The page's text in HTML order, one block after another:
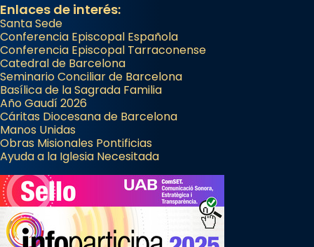
que les santes Juliana (“relatiu a Júlia”) i
Semproniana (“relatiu a Semprònia =
eterna”) són deixebles seves. I l’any 1667, el
frare Joan Gaspar Roig, afirma en una obra
que les santes són filles de l’antiga Iluro.
Mataró en reivindicarà les relíq
...Ver más
Foto
View on Facebook · Share
Enlaces de interés:
Santa Sede
Conferencia Episcopal Española
Conferencia Episcopal Tarraconense
Catedral de Barcelona
Seminario Conciliar de Barcelona
Basílica de la Sagrada Familia
Año Gaudí 2026
Cáritas Diocesana de Barcelona
Manos Unidas
Obras Misionales Pontificias
Ayuda a la Iglesia Necesitada